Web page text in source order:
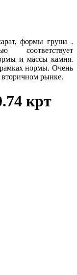
формы груша .
соответствует
и массы камня.
нормы. Очень
рынке.
крт